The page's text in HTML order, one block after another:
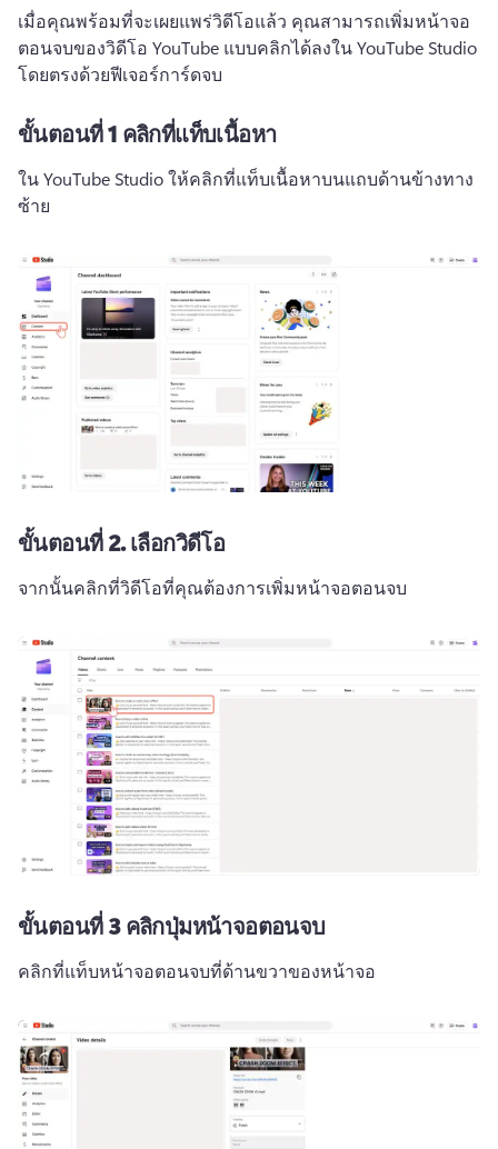
เมื่อคุณพร้อมที่จะเผยแพร่วิดีโอแล้ว คุณสามารถเพิ่มหน้าจอ
ตอนจบของวิดีโอ YouTube แบบคลิกได้ลงใน YouTube Studio
โดยตรงด้วยฟีเจอร์การ์ดจบ
ขั้นตอนที่ 1 คลิกที่แท็บเนื้อหา
ใน YouTube Studio ให้คลิกที่แท็บเนื้อหาบนแถบด้านข้างทาง
ซ้าย
ขั้นตอนที่ 2.เลือกวิดีโอ
จากนั้นคลิกที่วิดีโอที่คุณต้องการเพิ่มหน้าจอตอนจบ
ขั้นตอนที่ 3คลิกปุ่มหน้าจอตอนจบ
คลิกที่แท็บหน้าจอตอนจบที่ด้านขวาของหน้าจอ